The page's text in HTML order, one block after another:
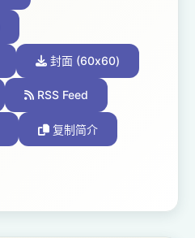
封面 (60x60)
RSS Feed
复制简介